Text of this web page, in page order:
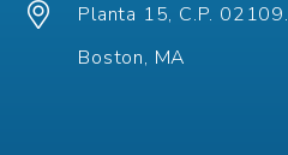
Planta 15, C.P. 02109.
Boston, MA